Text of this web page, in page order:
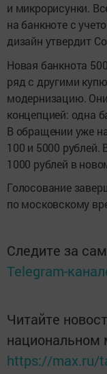
и микрорисунки.
на банкноте с
дизайн утвердит
Новая банкнота
ряд с другими
модернизацию.
концепцией: одна
В обращении уже
100 и 5000 рублей.
1000 рублей в
Голосование
по московскому
Следите за
Telegram-
Читайте
https://max.ru/